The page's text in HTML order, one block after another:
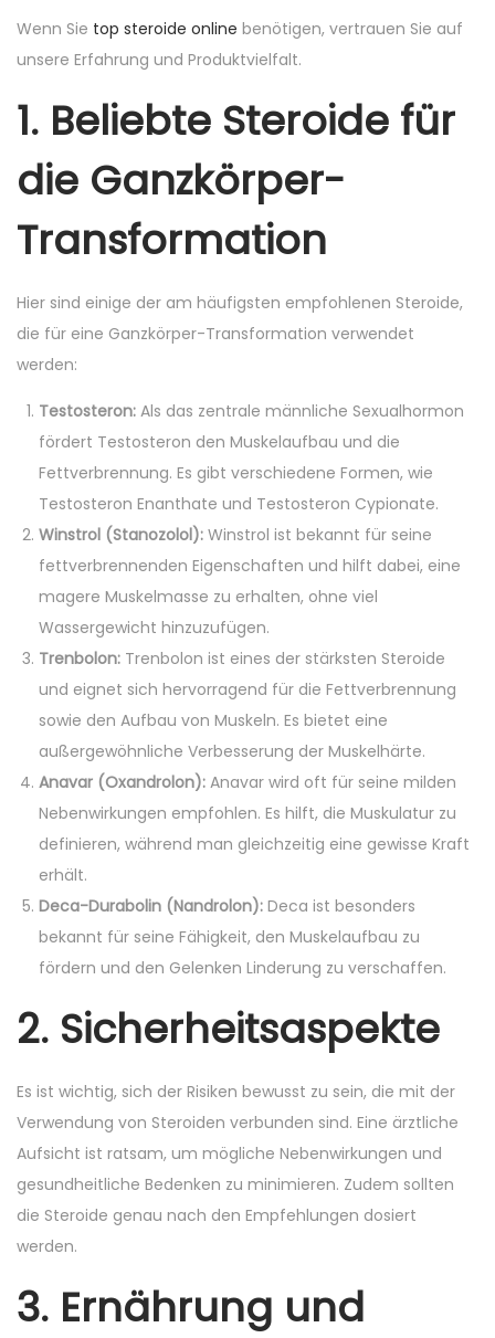
Wenn Sie top steroide online benötigen, vertrauen Sie auf
unsere Erfahrung und Produktvielfalt.
1. Beliebte Steroide für
die Ganzkörper-
Transformation
Hier sind einige der am häufigsten empfohlenen Steroide,
die für eine Ganzkörper-Transformation verwendet
werden:
Testosteron: Als das zentrale männliche Sexualhormon
fördert Testosteron den Muskelaufbau und die
Fettverbrennung. Es gibt verschiedene Formen, wie
Testosteron Enanthate und Testosteron Cypionate.
Winstrol (Stanozolol): Winstrol ist bekannt für seine
fettverbrennenden Eigenschaften und hilft dabei, eine
magere Muskelmasse zu erhalten, ohne viel
Wassergewicht hinzuzufügen.
Trenbolon: Trenbolon ist eines der stärksten Steroide
und eignet sich hervorragend für die Fettverbrennung
sowie den Aufbau von Muskeln. Es bietet eine
außergewöhnliche Verbesserung der Muskelhärte.
Anavar (Oxandrolon): Anavar wird oft für seine milden
Nebenwirkungen empfohlen. Es hilft, die Muskulatur zu
definieren, während man gleichzeitig eine gewisse Kraft
erhält.
Deca-Durabolin (Nandrolon): Deca ist besonders
bekannt für seine Fähigkeit, den Muskelaufbau zu
fördern und den Gelenken Linderung zu verschaffen.
2. Sicherheitsaspekte
Es ist wichtig, sich der Risiken bewusst zu sein, die mit der
Verwendung von Steroiden verbunden sind. Eine ärztliche
Aufsicht ist ratsam, um mögliche Nebenwirkungen und
gesundheitliche Bedenken zu minimieren. Zudem sollten
die Steroide genau nach den Empfehlungen dosiert
werden.
3. Ernährung und